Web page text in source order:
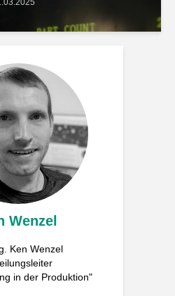
Wenzel
Ken Wenzel
in der Produktion"